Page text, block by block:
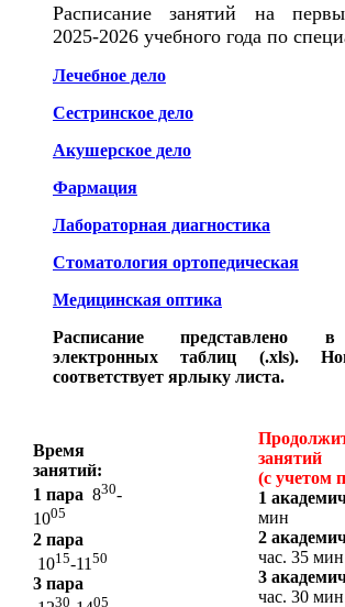
Расписание занятий на
2025-2026 учебного года по
Лечебное дело
Сестринское дело
Акушерское дело
Фармация
Лабораторная диагностика
Стоматология ортопедическая
Медицинская оптика
Расписание представлено
электронных таблиц (.xls).
соответствует ярлыку листа.
Время
занятий:
1 пара 830-
1005
2 пара
1015-11 50
3 пара
30 05
занятий
(с учетом
1
мин
2
час. 35 мин
3
час. 30 мин